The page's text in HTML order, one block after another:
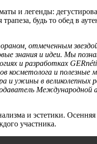
и легенды:
будь то обед в
отмеченным
знания и идеи. Мы
и разработках
косметолога и полезные
и ужины в великолепных
Международной
и эстетики.
участника.